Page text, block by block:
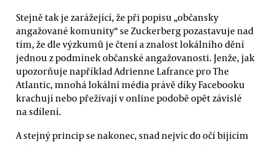
Stejně tak je zarážející, že při popisu „občansky
angažované komunity“ se Zuckerberg pozastavuje nad
tím, že dle výzkumů je čtení a znalost lokálního dění
jednou z podmínek občanské angažovanosti. Jenže, jak
upozorňuje například Adrienne Lafrance pro The
Atlantic, mnohá lokální média právě díky Facebooku
krachují nebo přežívají v online podobě opět závislé
na sdílení.
A stejný princip se nakonec, snad nejvíc do očí bijícím